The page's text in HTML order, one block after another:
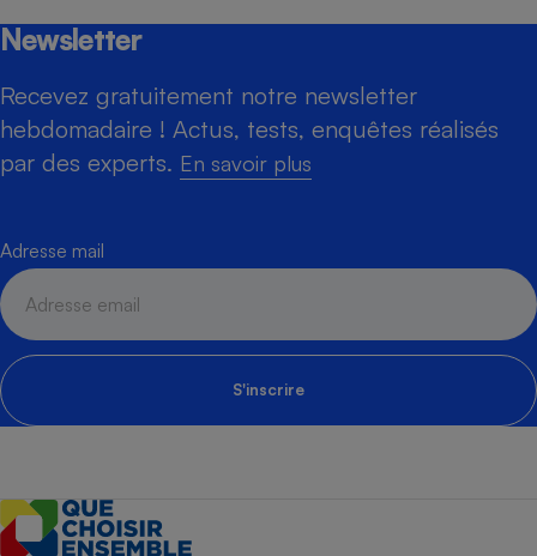
Newsletter
Recevez gratuitement notre newsletter
hebdomadaire ! Actus, tests, enquêtes réalisés
par des experts. En savoir plus
Adresse mail
S'inscrire